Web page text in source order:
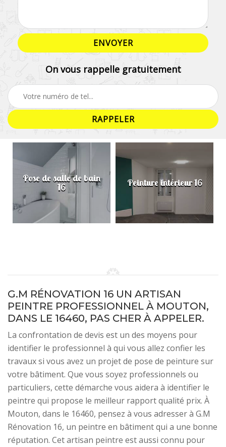
On vous rappelle gratuitement
Pose de salle de bain
16 Peinture intérieur 16
G.M RÉNOVATION 16 UN ARTISAN
PEINTRE PROFESSIONNEL À MOUTON,
DANS LE 16460, PAS CHER À APPELER.
La confrontation de devis est un des moyens pour
identifier le professionnel à qui vous allez confier les
travaux si vous avez un projet de pose de peinture sur
votre bâtiment. Que vous soyez professionnels ou
particuliers, cette démarche vous aidera à identifier le
peintre qui propose le meilleur rapport qualité prix. À
Mouton, dans le 16460, pensez à vous adresser à G.M
Rénovation 16, un peintre en bâtiment qui a une bonne
réputation. Cet artisan peintre est aussi connu pour